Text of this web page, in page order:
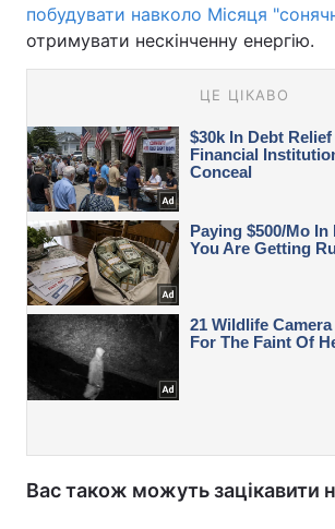
побудувати навколо Місяця
отримувати нескінченну енергію.
Вас також можуть зацікавити